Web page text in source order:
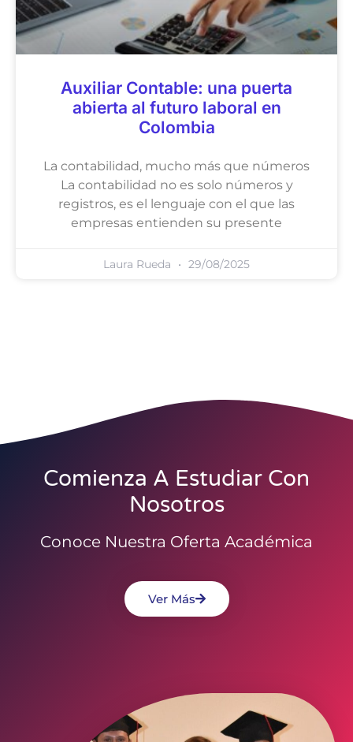
Auxiliar Contable: una puerta
abierta al futuro laboral en
Colombia
La contabilidad, mucho más que números
La contabilidad no es solo números y
registros, es el lenguaje con el que las
empresas entienden su presente
Laura Rueda 29/08/2025
Comienza A Estudiar Con
Nosotros
Conoce Nuestra Oferta Académica
Ver Más